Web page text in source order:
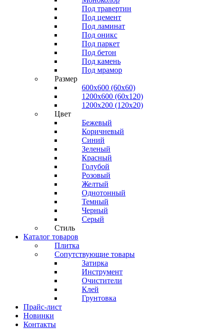
Под травертин
Под цемент
Под ламинат
Под оникс
Под паркет
Под бетон
Под камень
Под мрамор
Размер
600х600 (60х60)
1200х600 (60х120)
1200х200 (120x20)
Цвет
Бежевый
Коричневый
Синий
Зеленый
Красный
Голубой
Розовый
Желтый
Однотонный
Темный
Черный
Серый
Стиль
Каталог товаров
Плитка
Сопутствующие товары
Затирка
Инструмент
Очистители
Клей
Грунтовка
Прайс-лист
Новинки
Контакты